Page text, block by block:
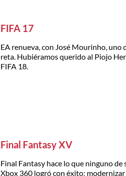
FIFA 17
EA renueva, con José Mourinho, uno
reta. Hubiéramos querido al Piojo
FIFA 18.
Final Fantasy XV
Final Fantasy hace lo que ninguno de
Xbox 360 logró con éxito: modernizar